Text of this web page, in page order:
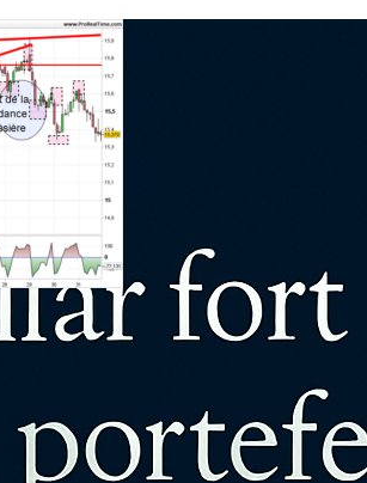
plus haut et les vrais
pointes. Tous ne se